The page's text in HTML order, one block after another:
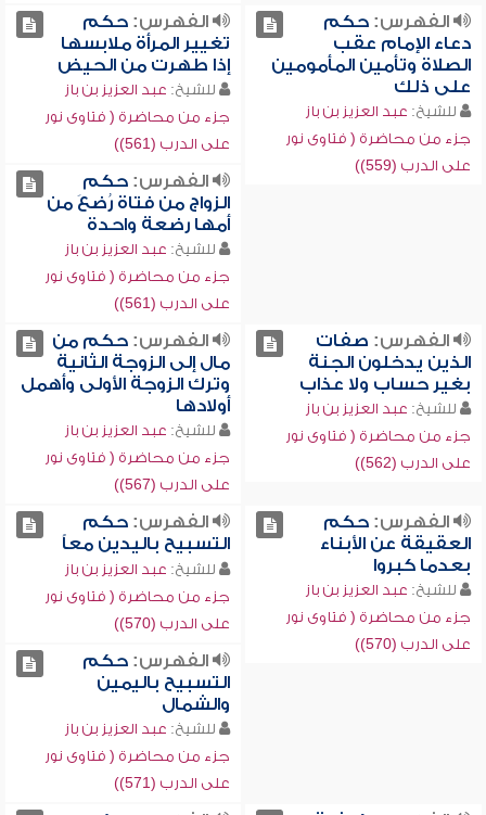
الفهرس:حكم
دعاء الإمام عقب
الصلاة وتأمين المأمومين
على ذلك
للشيخ: عبد العزيز بن باز
جزء من محاضرة ( فتاوى نور
على الدرب (559))
الفهرس:حكم
تغيير المرأة ملابسها
إذا طهرت من الحيض
للشيخ: عبد العزيز بن باز
جزء من محاضرة ( فتاوى نور
على الدرب (561))
الفهرس:حكم
الزواج من فتاة رُضعَ من
أمها رضعة واحدة
للشيخ: عبد العزيز بن باز
جزء من محاضرة ( فتاوى نور
على الدرب (561))
الفهرس: صفات
الذين يدخلون الجنة
بغير حساب ولا عذاب
للشيخ: عبد العزيز بن باز
جزء من محاضرة ( فتاوى نور
على الدرب (562))
الفهرس:حكم من
مال إلى الزوجة الثانية
وترك الزوجة الأولى وأهمل
أولادها
للشيخ: عبد العزيز بن باز
جزء من محاضرة ( فتاوى نور
على الدرب (567))
الفهرس:حكم
العقيقة عن الأبناء
بعدما كبروا
للشيخ: عبد العزيز بن باز
جزء من محاضرة ( فتاوى نور
على الدرب (570))
الفهرس:حكم
التسبيح باليدين معاً
للشيخ: عبد العزيز بن باز
جزء من محاضرة ( فتاوى نور
على الدرب (570))
الفهرس:حكم
التسبيح باليمين
والشمال
للشيخ: عبد العزيز بن باز
جزء من محاضرة ( فتاوى نور
على الدرب (571))